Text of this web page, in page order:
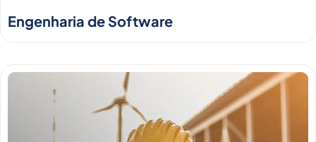
Engenharia de Software